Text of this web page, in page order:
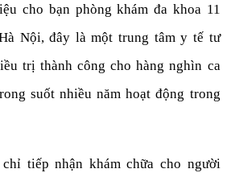
cho bạn phòng khám đa khoa 11
Nội, đây là một trung tâm y tế tư
trị thành công cho hàng nghìn ca
suốt nhiều năm hoạt động trong
tiếp nhận khám chữa cho người